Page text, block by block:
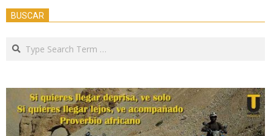
BUSCAR
Search